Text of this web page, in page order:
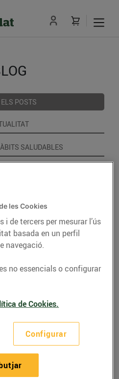
POSTS
SALUDABLES
les Cookies
de tercers per mesurar l’ús
basada en un perfil
navegació.
no essencials o configurar
de Cookies.
Configurar